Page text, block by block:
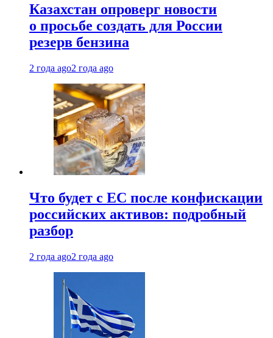
Казахстан опроверг новости
о просьбе создать для России
резерв бензина
2 года ago2 года ago
Что будет с ЕС после конфискации
российских активов: подробный
разбор
2 года ago2 года ago